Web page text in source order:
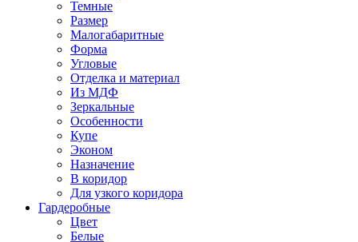
Темные
Размер
Малогабаритные
Форма
Угловые
Отделка и материал
Из МДФ
Зеркальные
Особенности
Купе
Эконом
Назначение
В коридор
Для узкого коридора
Гардеробные
Цвет
Белые